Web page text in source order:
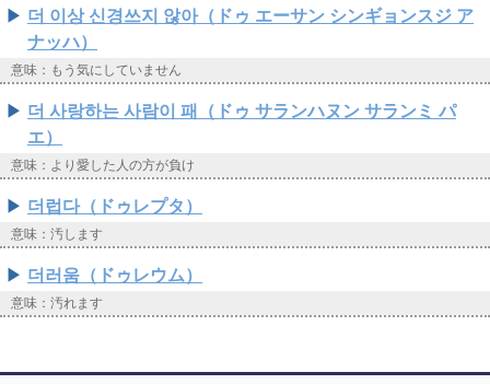
더 이상 신경쓰지 않아（ドゥ エーサン シンギョンスジ ア
ナッハ）
意味：もう気にしていません
더 사랑하는 사람이 패（ドゥ サランハヌン サランミ パ
エ）
意味：より愛した人の方が負け
더럽다（ドゥレプタ）
意味：汚します
더러움（ドゥレウム）
意味：汚れます